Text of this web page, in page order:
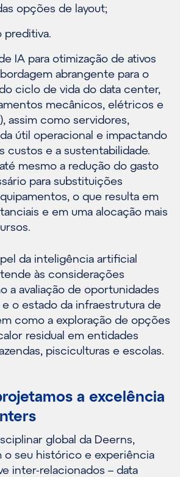
opções de layout;
preditiva.
IA para otimização de ativos
abrangente para o
ciclo de vida do data center,
mecânicos, elétricos e
), assim como servidores,
útil operacional e impactando
custos e a sustentabilidade.
mesmo a redução do gasto
para substituições
o que resulta em
e em uma alocação mais
da inteligência artificial
às considerações
a avaliação de oportunidades
o estado da infraestrutura de
como a exploração de opções
residual em entidades
pisciculturas e escolas.
a excelência
global da Deerns,
o seu histórico e experiência
inter-relacionados – data